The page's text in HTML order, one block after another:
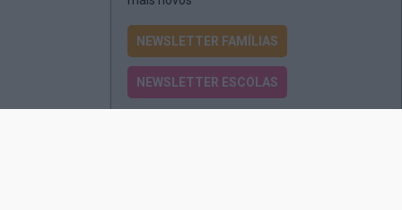
NEWSLETTER FAMÍLIAS
NEWSLETTER ESCOLAS